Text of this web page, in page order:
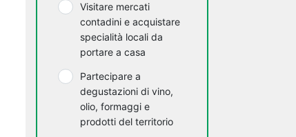
Visitare mercati
contadini e acquistare
specialità locali da
portare a casa
Partecipare a
degustazioni di vino,
olio, formaggi e
prodotti del territorio